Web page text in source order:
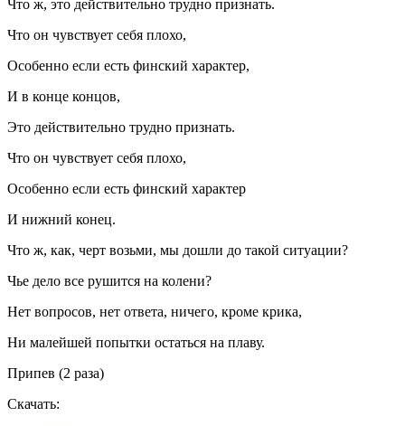
Что ж, это действительно трудно признать.
Что он чувствует себя плохо,
Особенно если есть финский характер,
И в конце концов,
Это действительно трудно признать.
Что он чувствует себя плохо,
Особенно если есть финский характер
И нижний конец.
Что ж, как, черт возьми, мы дошли до такой ситуации?
Чье дело все рушится на колени?
Нет вопросов, нет ответа, ничего, кроме крика,
Ни малейшей попытки остаться на плаву.
Припев (2 раза)
Скачать: